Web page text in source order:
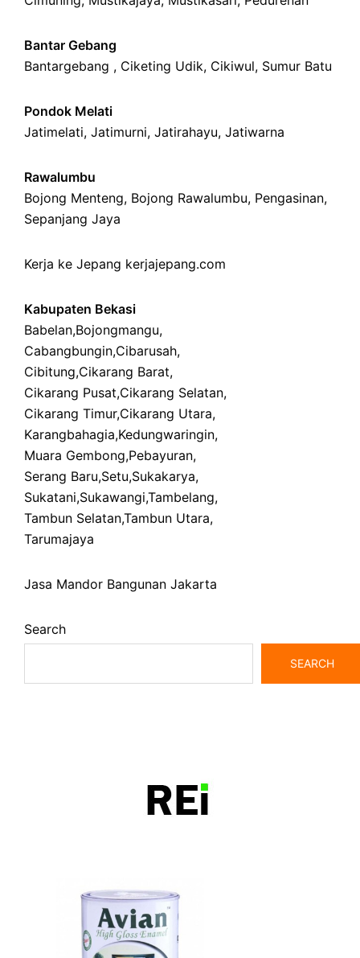
Bantar Gebang
Bantargebang , Ciketing Udik, Cikiwul, Sumur Batu
Pondok Melati
Jatimelati, Jatimurni, Jatirahayu, Jatiwarna
Rawalumbu
Bojong Menteng, Bojong Rawalumbu, Pengasinan,
Sepanjang Jaya
Kerja ke Jepang kerjajepang.com
Kabupaten Bekasi
Babelan,Bojongmangu,
Cabangbungin,Cibarusah,
Cibitung,Cikarang Barat,
Cikarang Pusat,Cikarang Selatan,
Cikarang Timur,Cikarang Utara,
Karangbahagia,Kedungwaringin,
Muara Gembong,Pebayuran,
Serang Baru,Setu,Sukakarya,
Sukatani,Sukawangi,Tambelang,
Tambun Selatan,Tambun Utara,
Tarumajaya
Jasa Mandor Bangunan Jakarta
Search
SEARCH